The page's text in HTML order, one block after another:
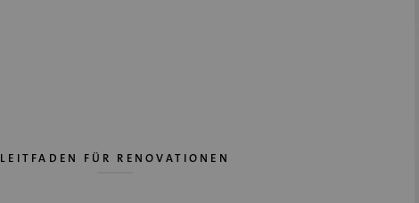
LEITFADEN FÜR RENOVATIONEN